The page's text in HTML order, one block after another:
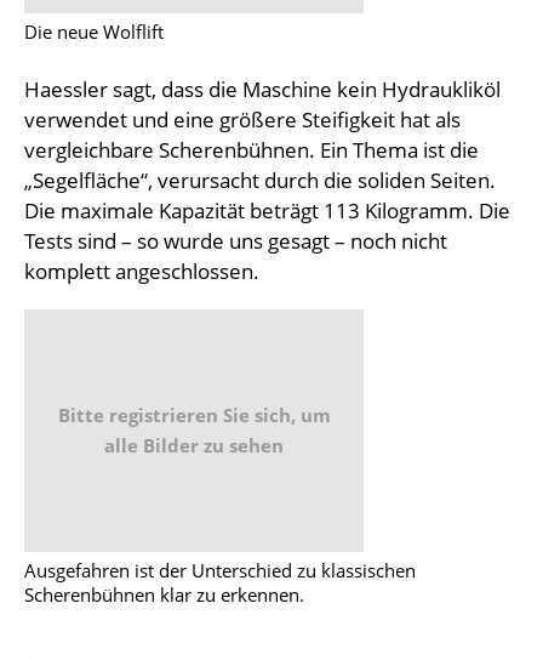
Die neue Wolflift
Haessler sagt, dass die Maschine kein Hydraukliköl
verwendet und eine größere Steifigkeit hat als
vergleichbare Scherenbühnen. Ein Thema ist die
„Segelfläche“, verursacht durch die soliden Seiten.
Die maximale Kapazität beträgt 113 Kilogramm. Die
Tests sind – so wurde uns gesagt – noch nicht
komplett angeschlossen.
Bitte registrieren Sie sich, um
alle Bilder zu sehen
Ausgefahren ist der Unterschied zu klassischen
Scherenbühnen klar zu erkennen.